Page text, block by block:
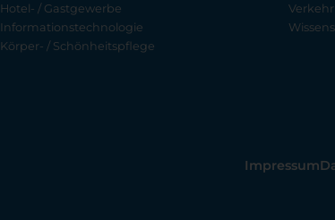
Hotel- / Gastgewerbe
Informationstechnologie
Körper- / Schönheitspflege
Impressum